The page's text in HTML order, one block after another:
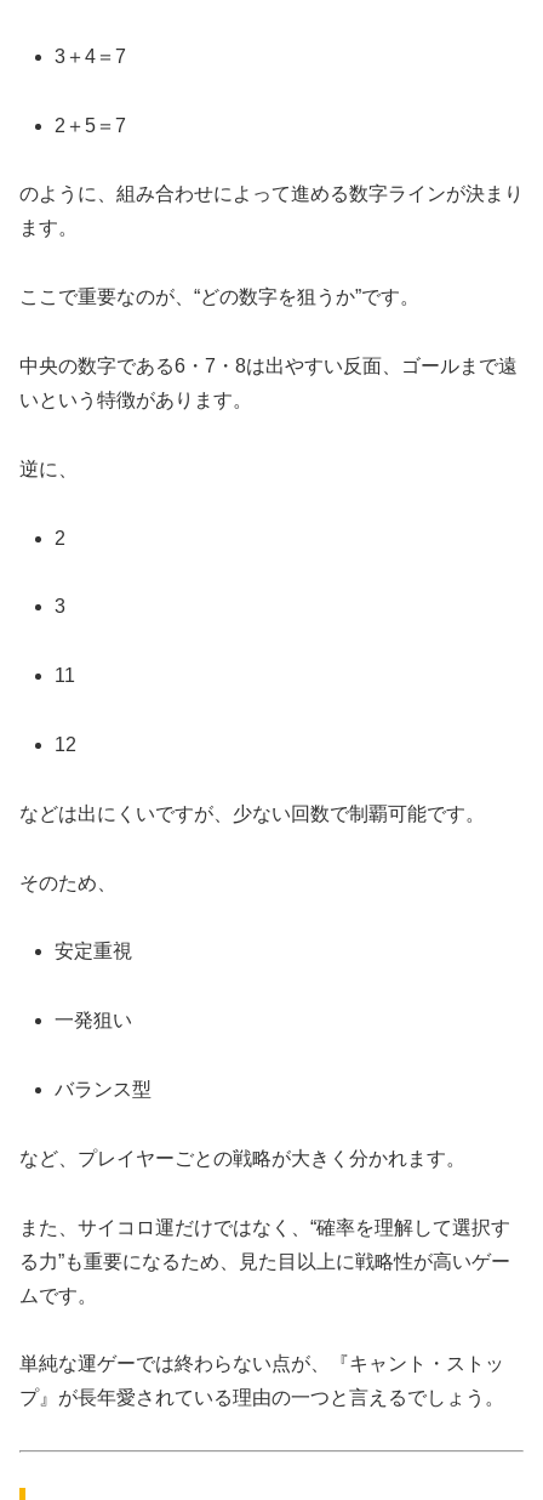
3＋4＝7
2＋5＝7
のように、組み合わせによって進める数字ラインが決まり
ます。
ここで重要なのが、“どの数字を狙うか”です。
中央の数字である6・7・8は出やすい反面、ゴールまで遠
いという特徴があります。
逆に、
2
3
11
12
などは出にくいですが、少ない回数で制覇可能です。
そのため、
安定重視
一発狙い
バランス型
など、プレイヤーごとの戦略が大きく分かれます。
また、サイコロ運だけではなく、“確率を理解して選択す
る力”も重要になるため、見た目以上に戦略性が高いゲー
ムです。
単純な運ゲーでは終わらない点が、『キャント・ストッ
プ』が長年愛されている理由の一つと言えるでしょう。